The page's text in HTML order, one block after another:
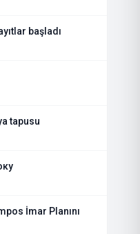
başladı
tapusu
İmar Planını